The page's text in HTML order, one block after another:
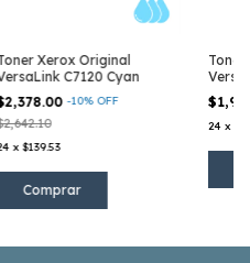
Xerox Original
C7120 Cyan
-10% OFF
x$139.53
24 x